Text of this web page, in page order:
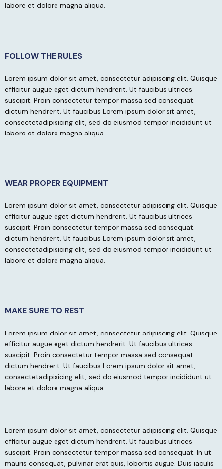
labore et dolore magna aliqua.
FOLLOW THE RULES
Lorem ipsum dolor sit amet, consectetur adipiscing elit. Quisque
efficitur augue eget dictum hendrerit. Ut faucibus ultrices
suscipit. Proin consectetur tempor massa sed consequat.
dictum hendrerit. Ut faucibus Lorem ipsum dolor sit amet,
consectetadipisicing elit, sed do eiusmod tempor incididunt ut
labore et dolore magna aliqua.
WEAR PROPER EQUIPMENT
Lorem ipsum dolor sit amet, consectetur adipiscing elit. Quisque
efficitur augue eget dictum hendrerit. Ut faucibus ultrices
suscipit. Proin consectetur tempor massa sed consequat.
dictum hendrerit. Ut faucibus Lorem ipsum dolor sit amet,
consectetadipisicing elit, sed do eiusmod tempor incididunt ut
labore et dolore magna aliqua.
MAKE SURE TO REST
Lorem ipsum dolor sit amet, consectetur adipiscing elit. Quisque
efficitur augue eget dictum hendrerit. Ut faucibus ultrices
suscipit. Proin consectetur tempor massa sed consequat.
dictum hendrerit. Ut faucibus Lorem ipsum dolor sit amet,
consectetadipisicing elit, sed do eiusmod tempor incididunt ut
labore et dolore magna aliqua.
Lorem ipsum dolor sit amet, consectetur adipiscing elit. Quisque
efficitur augue eget dictum hendrerit. Ut faucibus ultrices
suscipit. Proin consectetur tempor massa sed consequat. In ut
mauris consequat, pulvinar erat quis, lobortis augue. Duis iaculis